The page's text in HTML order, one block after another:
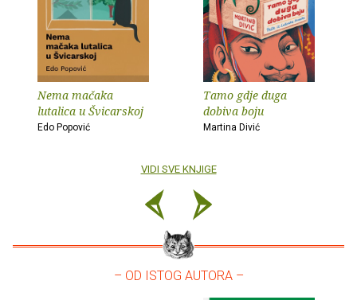
Nema mačaka
lutalica u Švicarskoj
Edo Popović
Tamo gdje duga
dobiva boju
Martina Divić
VIDI SVE KNJIGE
– OD ISTOG AUTORA –